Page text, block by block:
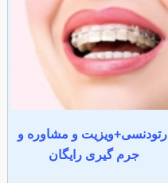
ارتودنسی+ویزیت و مشاوره و
جرم گیری رایگان